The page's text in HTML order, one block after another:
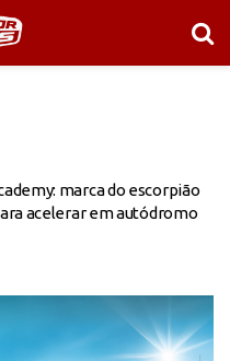
marca do escorpião
acelerar em autódromo